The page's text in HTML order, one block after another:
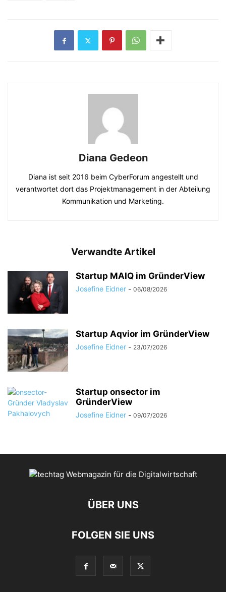
Diana Gedeon
Diana ist seit 2016 beim CyberForum angestellt und
verantwortet dort das Projektmanagement in der Abteilung
Kommunikation und Marketing.
Verwandte Artikel
Startup MAIQ im GründerView
Josefine Eidner - 06/08/2026
Startup Aqvior im GründerView
Josefine Eidner - 23/07/2026
Startup onsector im
GründerView
Josefine Eidner - 09/07/2026
ÜBER UNS
FOLGEN SIE UNS